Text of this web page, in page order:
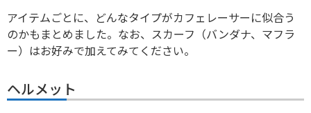
アイテムごとに、どんなタイプがカフェレーサーに似合う
のかもまとめました。なお、スカーフ（バンダナ、マフラ
ー）はお好みで加えてみてください。
ヘルメット